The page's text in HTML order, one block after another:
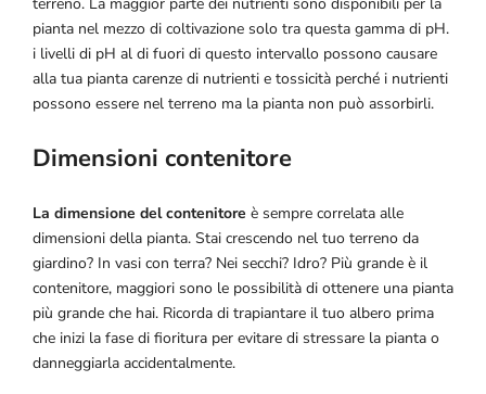
pianta nel mezzo di coltivazione solo tra questa gamma di pH.
i livelli di pH al di fuori di questo intervallo possono causare
alla tua pianta carenze di nutrienti e tossicità perché i nutrienti
possono essere nel terreno ma la pianta non può assorbirli.
Dimensioni contenitore
La dimensione del contenitore è sempre correlata alle
dimensioni della pianta. Stai crescendo nel tuo terreno da
giardino? In vasi con terra? Nei secchi? Idro? Più grande è il
contenitore, maggiori sono le possibilità di ottenere una pianta
più grande che hai. Ricorda di trapiantare il tuo albero prima
che inizi la fase di fioritura per evitare di stressare la pianta o
danneggiarla accidentalmente.